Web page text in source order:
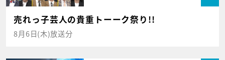
売れっ子芸人の貴重トーーク祭り!!
8月6日(木)放送分